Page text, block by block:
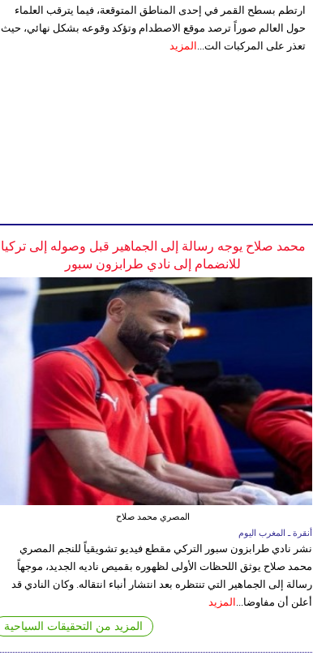
ارتطم بسطح القمر في إحدى المناطق المتوقعة، فيما يترقب العلماء
حول العالم صوراً ترصد موقع الاصطدام وتؤكد وقوعه بشكل نهائي، حيث
تعذر على المركبات الت... المزيد
محمد صلاح يوجه رسالة إلى الجماهير قبل وصوله إلى تركيا
للانضمام إلى نادي طرابزون سبور
المصري محمد صلاح
أنقرة ـ المغرب اليوم
نشر نادي طرابزون سبور التركي مقطع فيديو تشويقياً للنجم المصري
محمد صلاح يوثق اللحظات الأولى لظهوره بقميص ناديه الجديد، موجهاً
رسالة إلى الجماهير التي تنتظره بعد انتشار أنباء انتقاله. وكان النادي قد
أعلن أن مفاوضا... المزيد
المزيد من التحقيقات السياحية